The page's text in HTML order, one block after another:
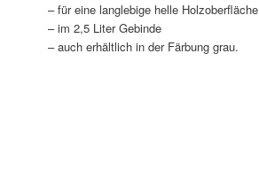
– für eine langlebige helle Holzoberfläche
– im 2,5 Liter Gebinde
– auch erhältlich in der Färbung grau.